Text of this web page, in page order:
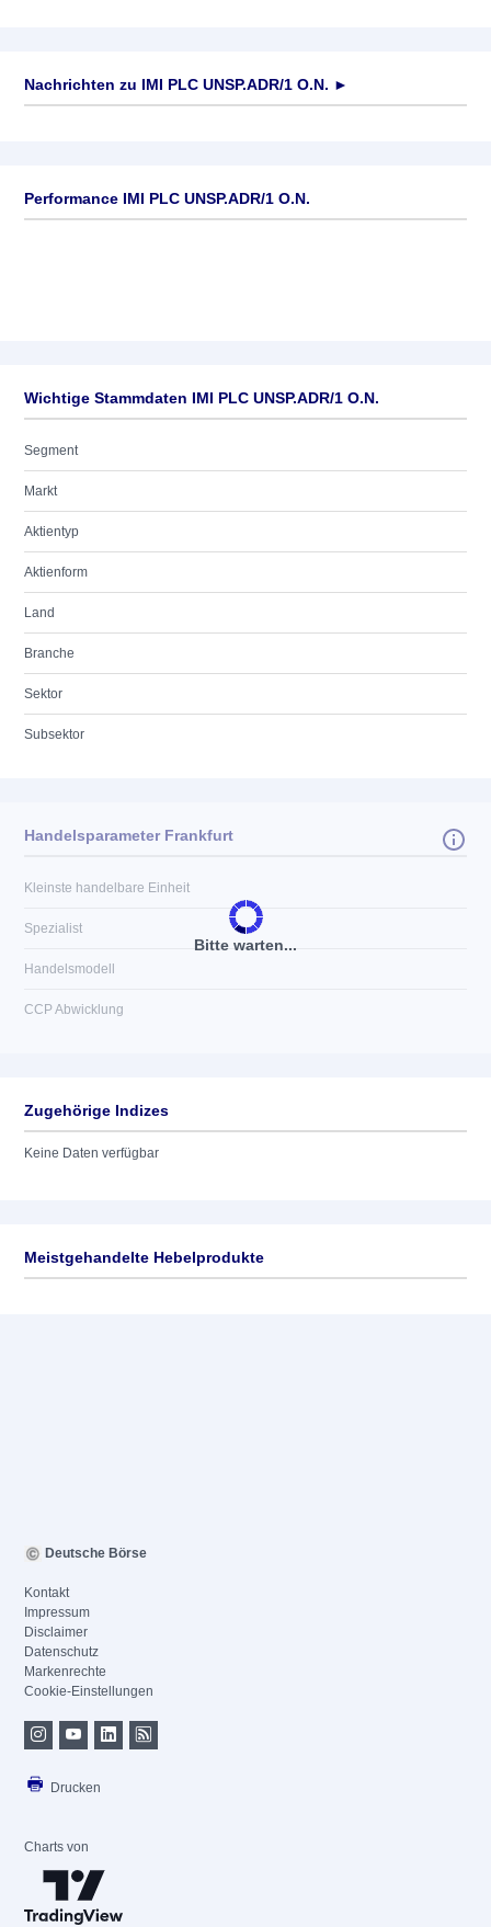
Nachrichten zu IMI PLC UNSP.ADR/1 O.N. ►
Performance IMI PLC UNSP.ADR/1 O.N.
Wichtige Stammdaten IMI PLC UNSP.ADR/1 O.N.
Segment
Markt
Aktientyp
Aktienform
Land
Branche
Sektor
Subsektor
Bitte warten...
Handelsparameter Frankfurt
Kleinste handelbare Einheit
Spezialist
Handelsmodell
CCP Abwicklung
Zugehörige Indizes
Keine Daten verfügbar
Meistgehandelte Hebelprodukte
Deutsche Börse
Kontakt
Impressum
Disclaimer
Datenschutz
Markenrechte
Cookie-Einstellungen
Drucken
Charts von